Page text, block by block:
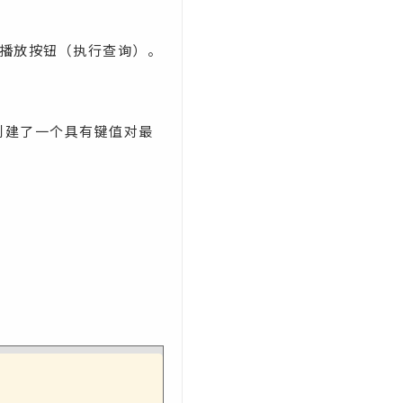
按钮（执行查询）。
了一个具有键值对最